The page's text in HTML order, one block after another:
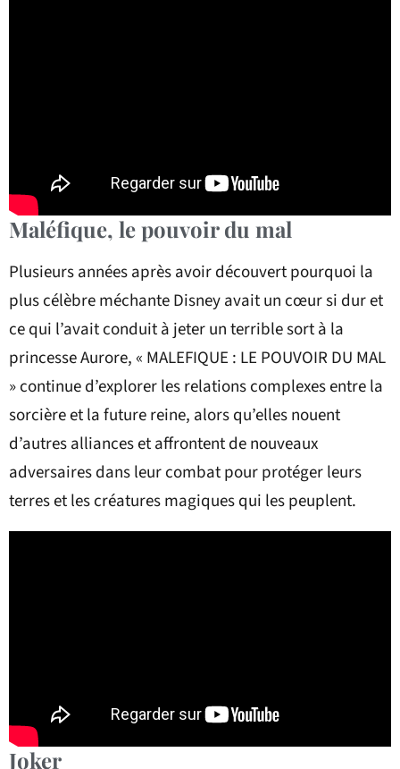
Maléfique, le pouvoir du mal
Plusieurs années après avoir découvert pourquoi la
plus célèbre méchante Disney avait un cœur si dur et
ce qui l’avait conduit à jeter un terrible sort à la
princesse Aurore, « MALEFIQUE : LE POUVOIR DU MAL
» continue d’explorer les relations complexes entre la
sorcière et la future reine, alors qu’elles nouent
d’autres alliances et affrontent de nouveaux
adversaires dans leur combat pour protéger leurs
terres et les créatures magiques qui les peuplent.
Joker